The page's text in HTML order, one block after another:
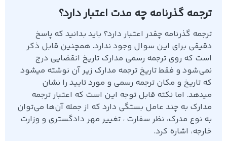
ترجمه گذرنامه چه مدت اعتبار دارد؟
ترجمه گذرنامه چقدر اعتبار دارد؟ باید بدانید که پاسخ
دقیقی برای این سوال وجود ندارد. همچنین قابل ذکر
است که روی ترجمه رسمی مدارک تاریخ انقضایی درج
نمی‌شود و فقط تاریخ ترجمه مدارک زیر آن نوشته میشود
که تاریخ و مکان ترجمه رسمی و مورد تایید را نشان
میدهد. اما نکته قابل توجه این است که اعتبار ترجمه
مدارک به چند عامل بستگی دارد که از جمله آن‌ها می‌توان
به نوع مدرک، نظر سفارت ، تغییر مهر دادگستری و وزارت
خارجه، اشاره کرد.